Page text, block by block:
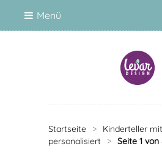
Menü
Startseite >
Kinderteller
personalisiert
> Seite 1 von